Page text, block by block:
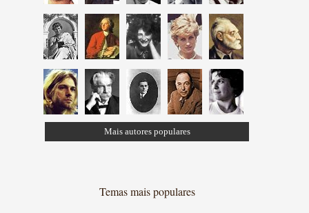
Mais autores populares
Temas mais populares